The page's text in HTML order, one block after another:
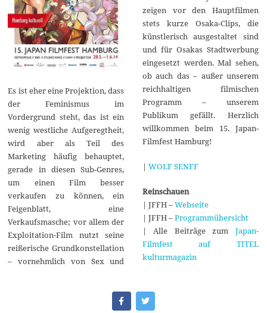
Es ist eher eine Projektion, dass
der Feminismus im
Vordergrund steht, das ist ein
wenig westliche Aufgeregtheit,
wird aber als Teil des
Marketing häufig behauptet,
gerade in diesen Sub-Genres,
um einen Film besser
verkaufen zu können, ein
Feigenblatt, eine
Verkaufsmasche; vor allem der
Exploitation-Film nutzt seine
reißerische Grundkonstellation
– vornehmlich von Sex und
zeigen vor den Hauptfilmen
stets kurze Osaka-Clips, die
künstlerisch ausgestaltet sind
und für Osakas Stadtwerbung
eingesetzt werden. Mal sehen,
ob auch das – außer unserem
reichhaltigen filmischen
Programm – unserem
Publikum gefällt. Herzlich
willkommen beim 15. Japan-
Filmfest Hamburg!
| WOLF SENFF
Reinschauen
| JFFH –Webseite
| JFFH –Programmübersicht
| Alle Beiträge zum Japan-
Filmfest auf TITEL
kulturmagazin